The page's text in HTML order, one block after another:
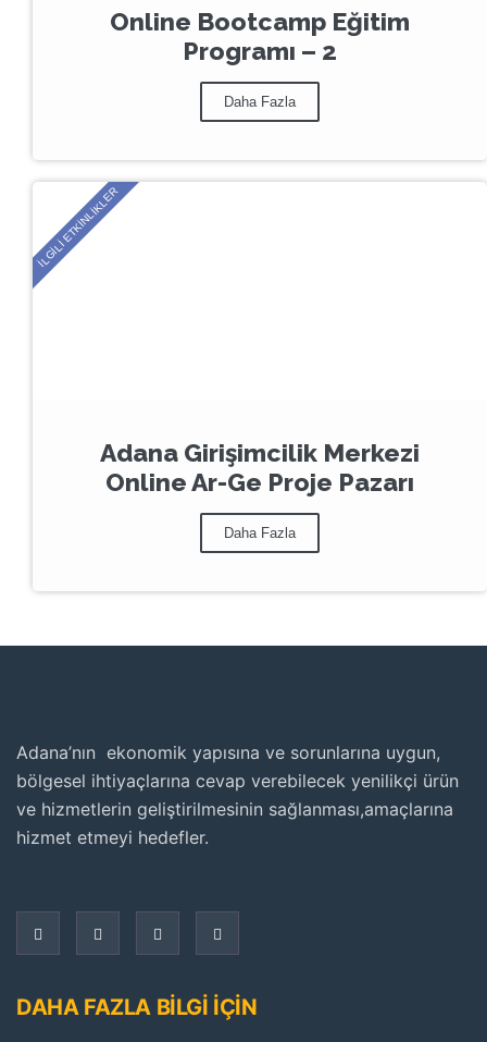
Online Bootcamp Eğitim
Programı – 2
Daha Fazla
Adana Girişimcilik Merkezi
Online Ar-Ge Proje Pazarı
Daha Fazla
İLGILI ETKİNLİKLER
Adana’nın ekonomik yapısına ve sorunlarına uygun,
bölgesel ihtiyaçlarına cevap verebilecek yenilikçi ürün
ve hizmetlerin geliştirilmesinin sağlanması,amaçlarına
hizmet etmeyi hedefler.
DAHA FAZLA BİLGİ İÇİN